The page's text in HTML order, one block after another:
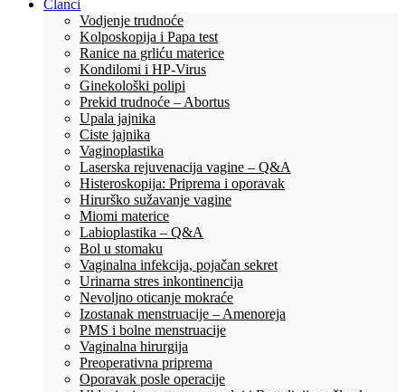
Članci
Vodjenje trudnoće
Kolposkopija i Papa test
Ranice na grliću materice
Kondilomi i HP-Virus
Ginekološki polipi
Prekid trudnoće – Abortus
Upala jajnika
Ciste jajnika
Vaginoplastika
Laserska rejuvenacija vagine – Q&A
Histeroskopija: Priprema i oporavak
Hirurško sužavanje vagine
Miomi materice
Labioplastika – Q&A
Bol u stomaku
Vaginalna infekcija, pojačan sekret
Urinarna stres inkontinencija
Nevoljno oticanje mokraće
Izostanak menstruacije – Amenoreja
PMS i bolne menstruacije
Vaginalna hirurgija
Preoperativna priprema
Oporavak posle operacije